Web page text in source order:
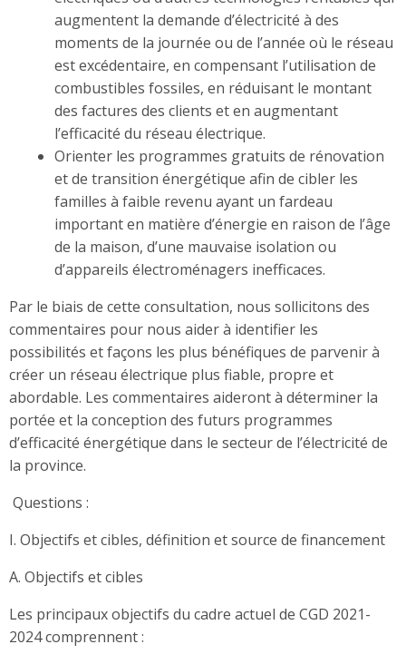
augmentent la demande d’électricité à des
moments de la journée ou de l’année où le réseau
est excédentaire, en compensant l’utilisation de
combustibles fossiles, en réduisant le montant
des factures des clients et en augmentant
l’efficacité du réseau électrique.
Orienter les programmes gratuits de rénovation
et de transition énergétique afin de cibler les
familles à faible revenu ayant un fardeau
important en matière d’énergie en raison de l’âge
de la maison, d’une mauvaise isolation ou
d’appareils électroménagers inefficaces.
Par le biais de cette consultation, nous sollicitons des
commentaires pour nous aider à identifier les
possibilités et façons les plus bénéfiques de parvenir à
créer un réseau électrique plus fiable, propre et
abordable. Les commentaires aideront à déterminer la
portée et la conception des futurs programmes
d’efficacité énergétique dans le secteur de l’électricité de
la province.
Questions :
I. Objectifs et cibles, définition et source de financement
A. Objectifs et cibles
Les principaux objectifs du cadre actuel de CGD 2021-
2024 comprennent :